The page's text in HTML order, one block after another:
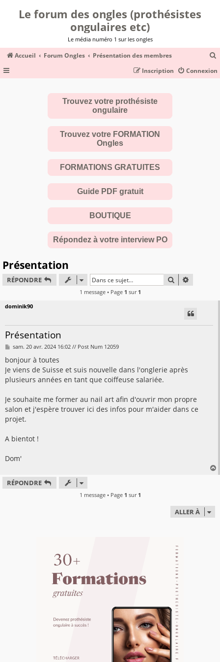
Le forum des ongles (prothésistes
ongulaires etc)
Le média numéro 1 sur les ongles
Accueil Forum Ongles Présentation des membres
c
Connexion
Inscription
Trouvez votre prothésiste
ongulaire
Trouvez votre FORMATION
Ongles
FORMATIONS GRATUITES
Guide PDF gratuit
BOUTIQUE
Répondez à votre interview PO
Présentation
RÉPONDRE RECHERCHER
1 message • Page 1 sur 1
dominik90
Présentation
M
s
a
g
e
sam. 20 avr. 2024 16:02 // Post Num 12059
bonjour à toutes
Je viens de Suisse et suis nouvelle dans l'onglerie après
plusieurs années en tant que coiffeuse salariée.
Je souhaite me former au nail art afin d'ouvrir mon propre
salon et j'espère trouver ici des infos pour m'aider dans ce
projet.
A bientot !
Dom'
RÉPONDRE
1 message • Page 1 sur 1
ALLER À